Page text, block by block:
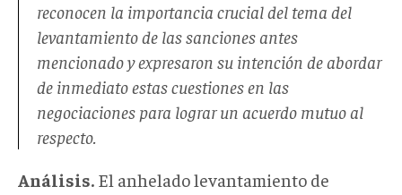
reconocen la importancia crucial del tema del
levantamiento de las sanciones antes
mencionado y expresaron su intención de abordar
de inmediato estas cuestiones en las
negociaciones para lograr un acuerdo mutuo al
respecto.
Análisis. El anhelado levantamiento de